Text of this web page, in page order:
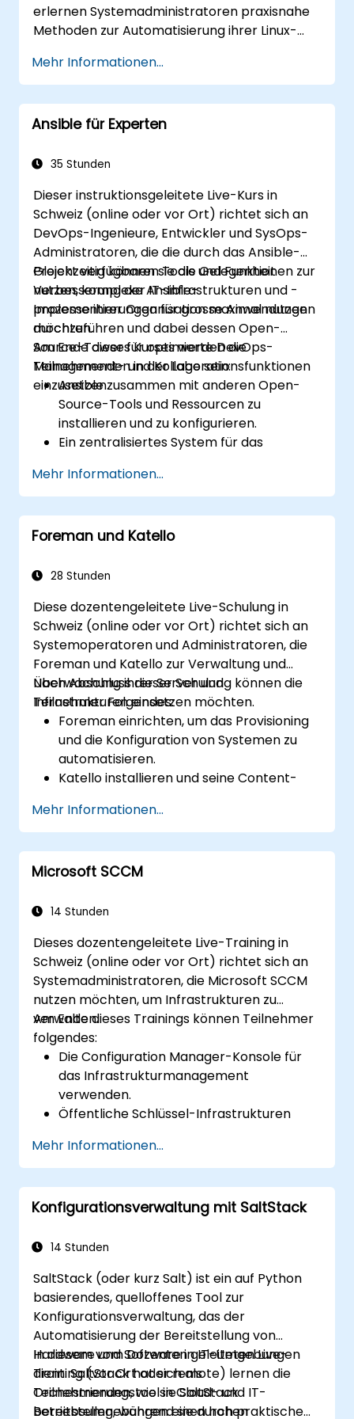
erlernen Systemadministratoren praxisnahe
Methoden zur Automatisierung ihrer Linux-
die Grundlagen von Ansible Playbooks, Rollen,
dem Inventory-Management sowie der
Variablen-basierten Konfiguration. Der Kurs
geht auf bewährte Verfahren zur YAML-
und Strategien für Rolling Updates ein. Er
Prozesse zu standardisieren und
Konfigurationsabweichungen in komplexen
Serverumgebungen wirksam zu vermeiden.
Mehr Informationen...
Ansible für Experten
35 Stunden
Dieser instruktionsgeleitete Live-Kurs in
Schweiz (online oder vor Ort) richtet sich an
DevOps-Ingenieure, Entwickler und SysOps-
Administratoren, die die durch das Ansible-
Projekt verfügbaren Tools und Funktionen zur
Verbesserung der IT-Infrastrukturen und -
prozesse ihrer Organisation maximal nutzen
möchten.
Gleichzeitig können sie die Gelegenheit
nutzen, komplexe Ansible-
Implementierungen für grosse Anwendungen
durchzuführen und dabei dessen Open-
Source-Tower für optimierte DevOps-
Management- und Kollaborationsfunktionen
einzusetzen.
Am Ende dieses Kurses werden die
Teilnehmenden in der Lage sein:
Ansible zusammen mit anderen Open-
Source-Tools und Ressourcen zu
installieren und zu konfigurieren.
Ein zentralisiertes System für das
Funktionen des Ansible-Projekts
aufzubauen.
Automatisierungstools und erweiterte
Ressourcen von Ansible einzusetzen, um
Bessere SysOps-Methoden mittels der
die Verwaltung grösserer Teams
anzuwenden.
Die Ausführung von DevOps-Aufgaben
innerhalb der Organisation zu verbessern
und bestehende Prozesse zu optimieren.
Ansible mit externen Plattformen zu
integrieren und andere Ansible-Tools zum
Vorteil der Organisation einzubinden.
Mehr Informationen...
Foreman und Katello
28 Stunden
Diese dozentengeleitete Live-Schulung in
Schweiz (online oder vor Ort) richtet sich an
Systemoperatoren und Administratoren, die
Foreman und Katello zur Verwaltung und
Überwachung ihrer Server und
Infrastrukturen einsetzen möchten.
Nach Abschluss dieser Schulung können die
Teilnehmer Folgendes:
Foreman einrichten, um das Provisioning
und die Konfiguration von Systemen zu
automatisieren.
Katello installieren und seine Content-
implementieren, um Repositories zu
erstellen, zu organisieren und zu
verwalten.
Infrastrukturänderungen mit den
von Foreman verfolgen.
Mehr Informationen...
Microsoft SCCM
14 Stunden
Dieses dozentengeleitete Live-Training in
Schweiz (online oder vor Ort) richtet sich an
Systemadministratoren, die Microsoft SCCM
nutzen möchten, um Infrastrukturen zu
verwalten.
Am Ende dieses Trainings können Teilnehmer
folgendes:
Die Configuration Manager-Konsole für
das Infrastrukturmanagement
verwenden.
Öffentliche Schlüssel-Infrastrukturen
sichern.
Fortschrittliche
Anwendungsbereitstellungen und
Fehlerbehebungen durchführen.
Mehr Informationen...
Konfigurationsverwaltung mit SaltStack
14 Stunden
SaltStack (oder kurz Salt) ist ein auf Python
basierendes, quelloffenes Tool zur
Konfigurationsverwaltung, das der
Automatisierung der Bereitstellung von
Hardware und Software in IT-Umgebungen
dient. SaltStack hat sich als
Orchestrierungstool in Cloud- und IT-
Betriebsumgebungen einen hohen
In diesem vom Dozenten geleiteten Live-
Training (vor Ort oder remote) lernen die
Teilnehmenden, wie sie SaltStack
bereitstellen, während sie durch praktische